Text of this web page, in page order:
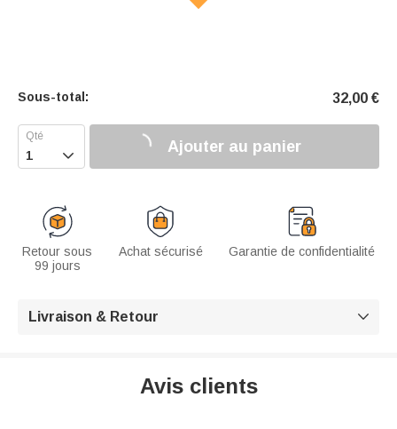
Sous-total: 32,00 €
 Ajouter au panier
Retour sous
99 jours
Achat sécurisé Garantie de confidentialité
Livraison & Retour 
Avis clients